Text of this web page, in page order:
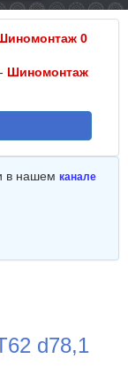
0
- Шиномонтаж
в нашем канале
d78,1